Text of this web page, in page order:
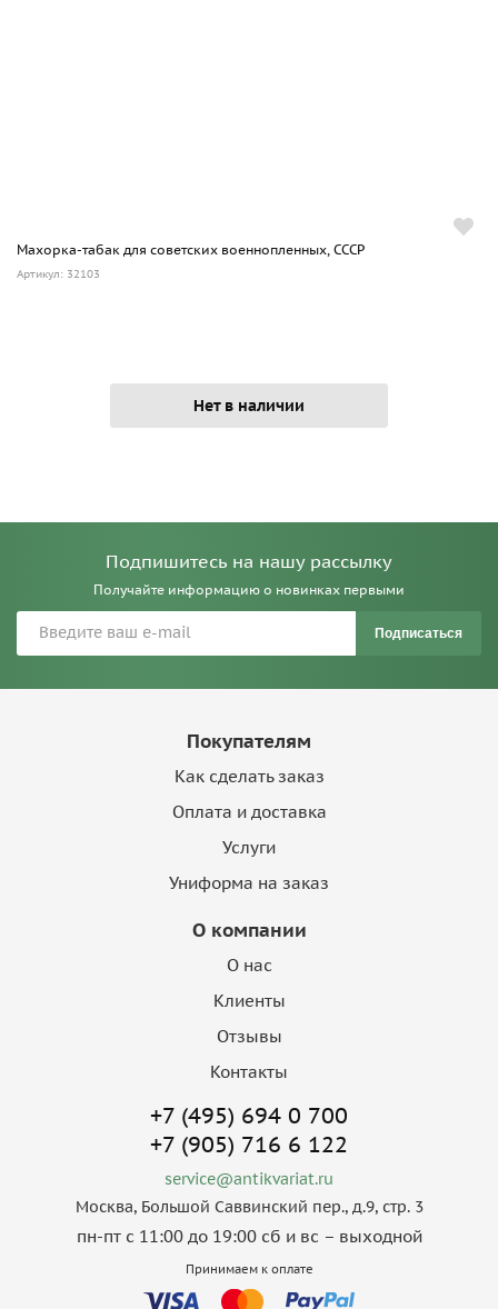
Махорка-табак для советских военнопленных, СССР
Артикул: 32103
Нет в наличии
Подпишитесь на нашу рассылку
Получайте информацию о новинках первыми
Подписаться
Покупателям
Как сделать заказ
Оплата и доставка
Услуги
Униформа на заказ
О компании
О нас
Клиенты
Отзывы
Контакты
+7 (495) 694 0 700
+7 (905) 716 6 122
service@antikvariat.ru
Москва, Большой Саввинский пер., д.9, стр. 3
пн-пт с 11:00 до 19:00 сб и вс – выходной
Принимаем к оплате